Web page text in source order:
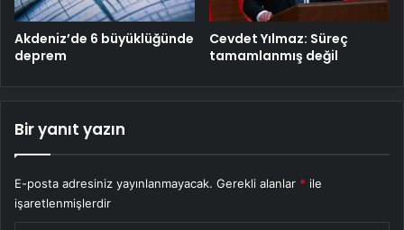
Akdeniz’de 6 büyüklüğünde
deprem
Cevdet Yılmaz: Süreç
tamamlanmış değil
Bir yanıt yazın
E-posta adresiniz yayınlanmayacak. Gerekli alanlar * ile
işaretlenmişlerdir